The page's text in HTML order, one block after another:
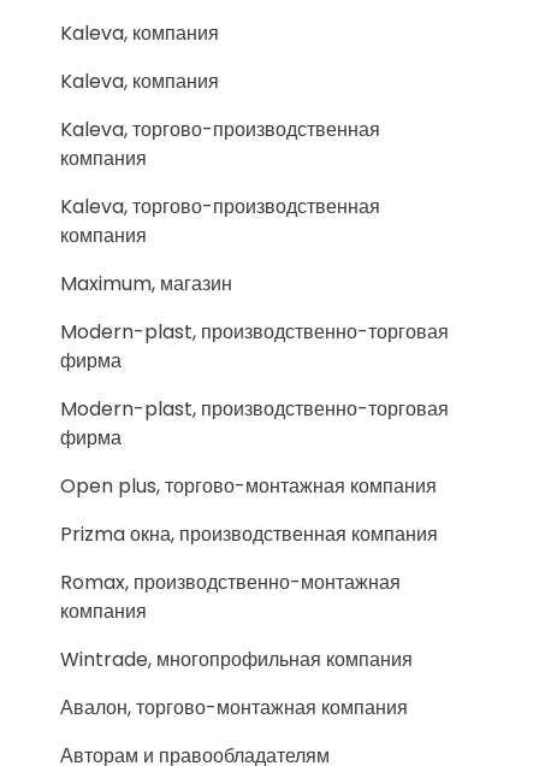
Kaleva, компания
Kaleva, компания
Kaleva, торгово-производственная
компания
Kaleva, торгово-производственная
компания
Maximum, магазин
Modern-plast, производственно-торговая
фирма
Modern-plast, производственно-торговая
фирма
Open plus, торгово-монтажная компания
Prizma окна, производственная компания
Romax, производственно-монтажная
компания
Wintrade, многопрофильная компания
Авалон, торгово-монтажная компания
Авторам и правообладателям